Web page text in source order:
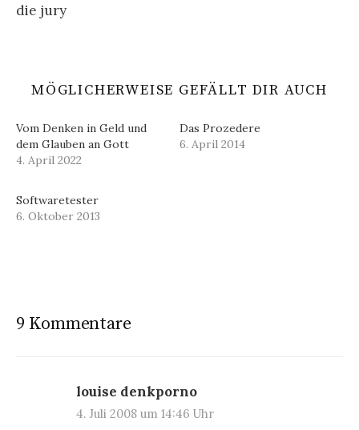
die jury
MÖGLICHERWEISE GEFÄLLT DIR AUCH
Vom Denken in Geld und
dem Glauben an Gott
4. April 2022
Das Prozedere
6. April 2014
Softwaretester
6. Oktober 2013
9 Kommentare
louise denkporno
4. Juli 2008 um 14:46 Uhr